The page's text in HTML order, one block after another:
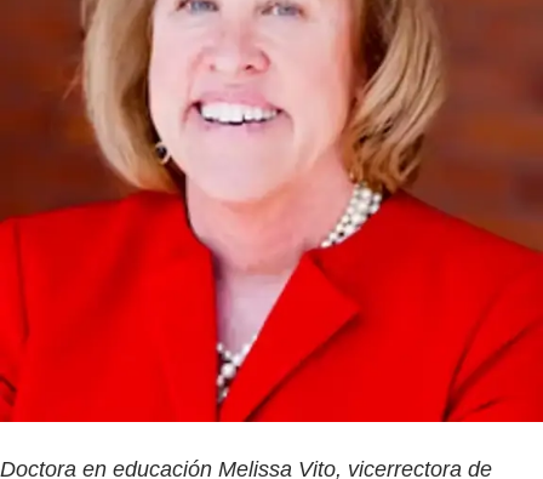
Doctora en educación Melissa Vito, vicerrectora de